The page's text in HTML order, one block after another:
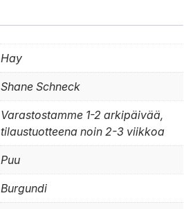
Hay
Shane Schneck
Varastostamme 1-2 arkipäivää,
tilaustuotteena noin 2-3 viikkoa
Puu
Burgundi